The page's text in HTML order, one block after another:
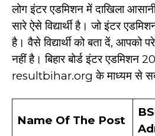
लोग इंटर एडमिशन में दाखिला
सारे ऐसे विद्यार्थी है। जो इंटर
है। वैसे विद्यार्थी को बता दें, आपको
नहीं है। बिहार बोर्ड इंटर एडमिशन
resultbihar.org के माध्यम से
Name Of The Post